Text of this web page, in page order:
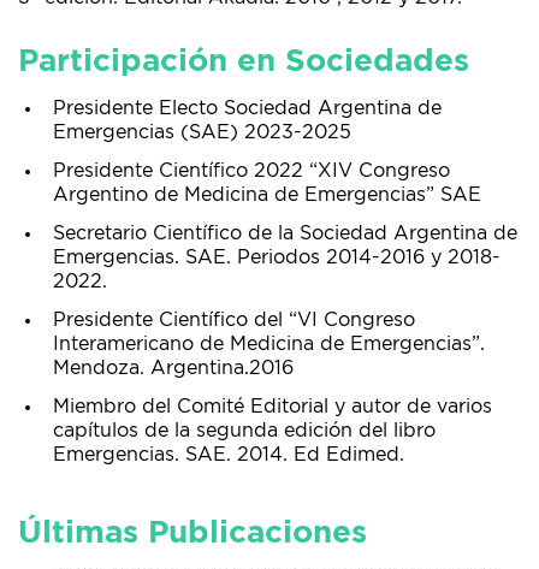
Participación en Sociedades
Presidente Electo Sociedad Argentina de
Emergencias (SAE) 2023-2025
Presidente Científico 2022 “XIV Congreso
Argentino de Medicina de Emergencias” SAE
Secretario Científico de la Sociedad Argentina de
Emergencias. SAE. Periodos 2014-2016 y 2018-
2022.
Presidente Científico del “VI Congreso
Interamericano de Medicina de Emergencias”.
Mendoza. Argentina.2016
Miembro del Comité Editorial y autor de varios
capítulos de la segunda edición del libro
Emergencias. SAE. 2014. Ed Edimed.
Últimas Publicaciones